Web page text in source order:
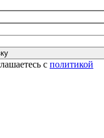
с политикой